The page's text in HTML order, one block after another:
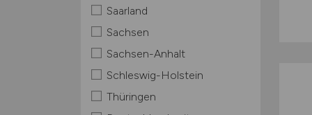
Saarland
Sachsen
Sachsen-Anhalt
Schleswig-Holstein
Thüringen